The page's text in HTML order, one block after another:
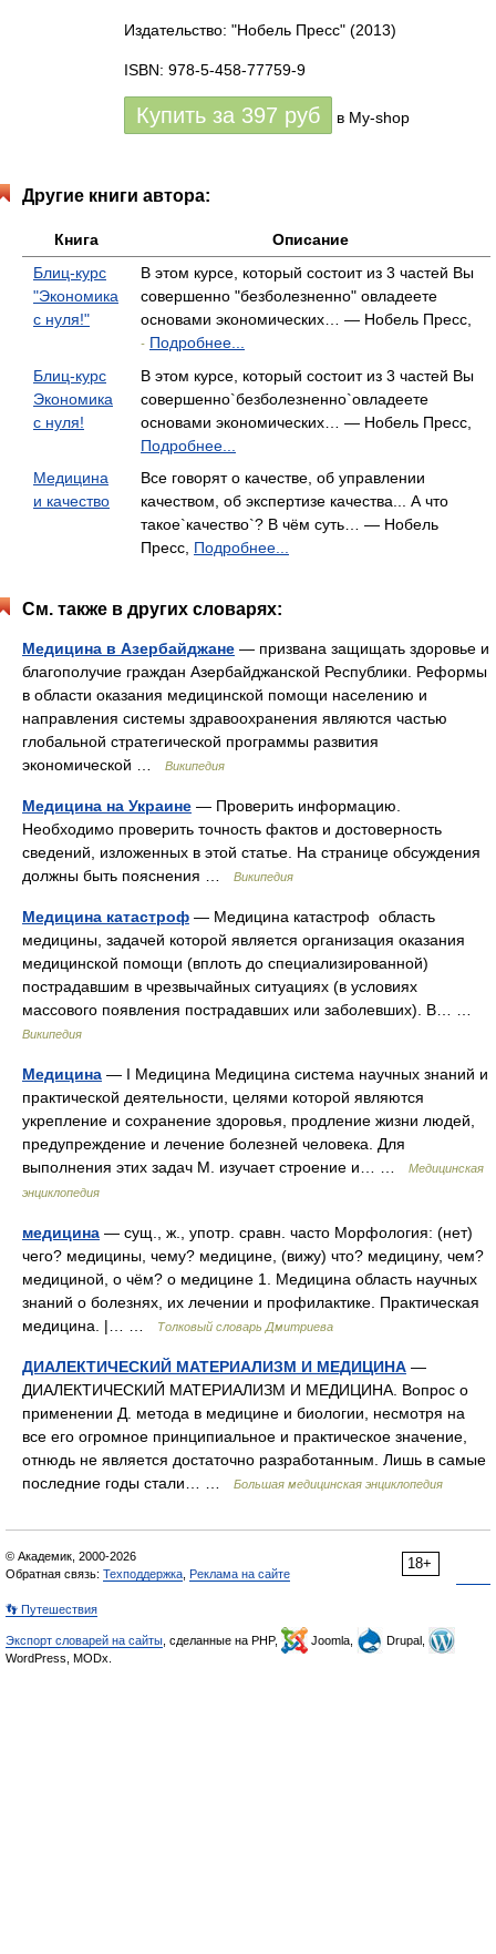
Издательство: "Нобель Пресс" (2013)
ISBN: 978-5-458-77759-9
Купить за 397 руб в My-shop
Другие книги автора:
Книга
Описание
Блиц-курс
"Экономика
с нуля!"
В этом курсе, который состоит из 3 частей Вы
совершенно "безболезненно" овладеете
основами экономических… — Нобель Пресс,
- Подробнее...
Блиц-курс
Экономика
с нуля!
В этом курсе, который состоит из 3 частей Вы
совершенно`безболезненно`овладеете
основами экономических… — Нобель Пресс,
Подробнее...
Медицина
и качество
Все говорят о качестве, об управлении
качеством, об экспертизе качества... А что
такое`качество`? В чём суть… — Нобель
Пресс, Подробнее...
См. также в других словарях:
Медицина в Азербайджане — призвана защищать здоровье и
благополучие граждан Азербайджанской Республики. Реформы
в области оказания медицинской помощи населению и
направления системы здравоохранения являются частью
глобальной стратегической программы развития
экономической …
Википедия
Медицина на Украине — Проверить информацию.
Необходимо проверить точность фактов и достоверность
сведений, изложенных в этой статье. На странице обсуждения
должны быть пояснения …
Википедия
Медицина катастроф — Медицина катастроф область
медицины, задачей которой является организация оказания
медицинской помощи (вплоть до специализированной)
пострадавшим в чрезвычайных ситуациях (в условиях
массового появления пострадавших или заболевших). В… …
Википедия
Медицина — I Медицина Медицина система научных знаний и
практической деятельности, целями которой являются
укрепление и сохранение здоровья, продление жизни людей,
предупреждение и лечение болезней человека. Для
выполнения этих задач М. изучает строение и… …
Медицинская
энциклопедия
медицина — сущ., ж., употр. сравн. часто Морфология: (нет)
чего? медицины, чему? медицине, (вижу) что? медицину, чем?
медициной, о чём? о медицине 1. Медицина область научных
знаний о болезнях, их лечении и профилактике. Практическая
медицина. |… …
Толковый словарь Дмитриева
ДИАЛЕКТИЧЕСКИЙ МАТЕРИАЛИЗМ И МЕДИЦИНА —
ДИАЛЕКТИЧЕСКИЙ МАТЕРИАЛИЗМ И МЕДИЦИНА. Вопрос о
применении Д. метода в медицине и биологии, несмотря на
все его огромное принципиальное и практическое значение,
отнюдь не является достаточно разработанным. Лишь в самые
последние годы стали… …
Большая медицинская энциклопедия
18+
© Академик, 2000-2026
Обратная связь: Техподдержка Реклама на сайте
👣 Путешествия
Экспорт словарей на сайты , сделанные на PHP, Joomla,
Drupal,
WordPress, MODx.